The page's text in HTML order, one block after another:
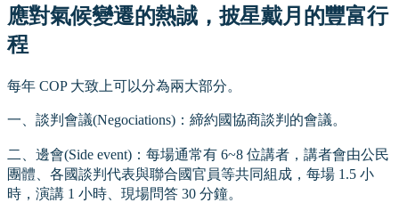
應對氣候變遷的熱誠，披星戴月的豐富行
程
每年 COP 大致上可以分為兩大部分。
一、談判會議(Negociations)：締約國協商談判的會議。
二、邊會(Side event)：每場通常有 6~8 位講者，講者會由公民
團體、各國談判代表與聯合國官員等共同組成，每場 1.5 小
時，演講 1 小時、現場問答 30 分鐘。